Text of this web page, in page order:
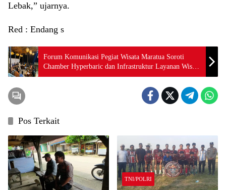
Lebak,” ujarnya.
Red : Endang s
Forum Komunikasi Pegiat Wisata Maratua Soroti
Chamber Hyperbaric dan Infrastruktur Layanan Wisata
Maratua
Pos Terkait
TNI/POLRI